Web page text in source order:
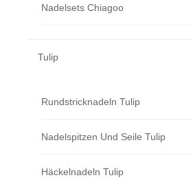
Nadelsets Chiagoo
Tulip
Rundstricknadeln Tulip
Nadelspitzen Und Seile Tulip
Häckelnadeln Tulip